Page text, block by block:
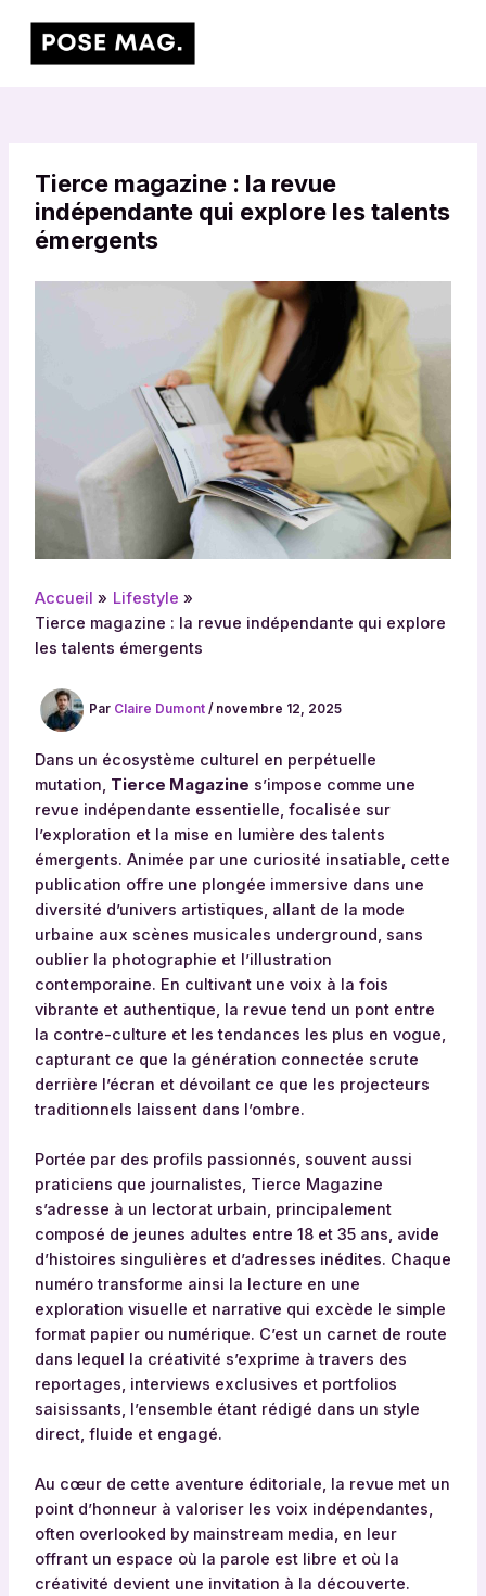
contenu
Tierce magazine : la revue
indépendante qui explore les talents
émergents
Accueil
Lifestyle
Tierce magazine : la revue indépendante qui explore
les talents émergents
Par Claire Dumont / novembre 12, 2025
Dans un écosystème culturel en perpétuelle
mutation, Tierce Magazine s’impose comme une
revue indépendante essentielle, focalisée sur
l’exploration et la mise en lumière des talents
émergents. Animée par une curiosité insatiable, cette
publication offre une plongée immersive dans une
diversité d’univers artistiques, allant de la mode
urbaine aux scènes musicales underground, sans
oublier la photographie et l’illustration
contemporaine. En cultivant une voix à la fois
vibrante et authentique, la revue tend un pont entre
la contre-culture et les tendances les plus en vogue,
capturant ce que la génération connectée scrute
derrière l’écran et dévoilant ce que les projecteurs
traditionnels laissent dans l’ombre.
Portée par des profils passionnés, souvent aussi
praticiens que journalistes, Tierce Magazine
s’adresse à un lectorat urbain, principalement
composé de jeunes adultes entre 18 et 35 ans, avide
d’histoires singulières et d’adresses inédites. Chaque
numéro transforme ainsi la lecture en une
exploration visuelle et narrative qui excède le simple
format papier ou numérique. C’est un carnet de route
dans lequel la créativité s’exprime à travers des
reportages, interviews exclusives et portfolios
saisissants, l’ensemble étant rédigé dans un style
direct, fluide et engagé.
Au cœur de cette aventure éditoriale, la revue met un
point d’honneur à valoriser les voix indépendantes,
often overlooked by mainstream media, en leur
offrant un espace où la parole est libre et où la
créativité devient une invitation à la découverte.